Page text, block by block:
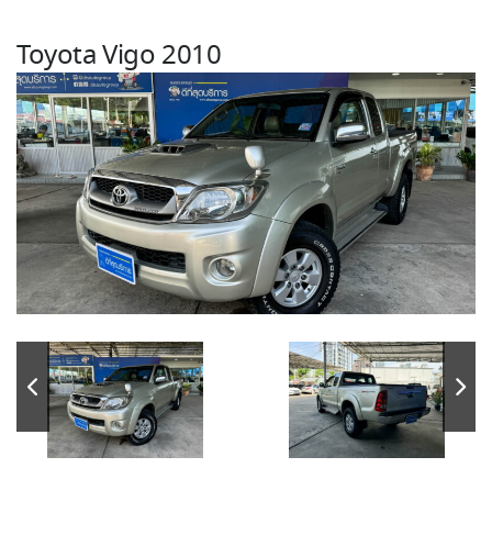
Toyota Vigo 2010